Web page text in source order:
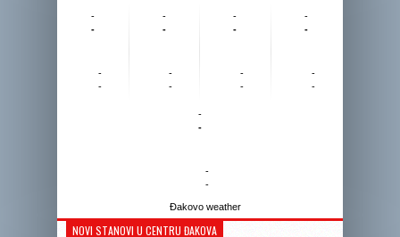
-
-
-
-
-
-
-
-
-
-
-
-
-
-
-
-
-
-
-
-
Đakovo weather
NOVI STANOVI U CENTRU ĐAKOVA